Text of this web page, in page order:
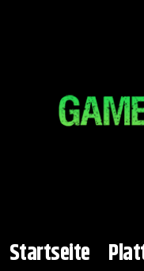
Startseite